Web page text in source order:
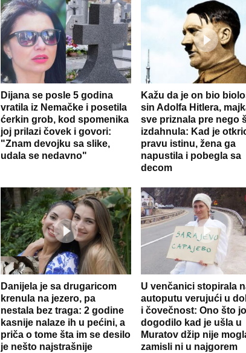
Dijana se posle 5 godina
vratila iz Nemačke i posetila
ćerkin grob, kod spomenika
joj prilazi čovek i govori:
"Znam devojku sa slike,
udala se nedavno"
Kažu da je on bio
sin Adolfa Hitlera,
sve priznala pre nego
izdahnula: Kad je
pravu istinu, žena ga
napustila i pobegla sa
decom
Danijela je sa drugaricom
krenula na jezero, pa
nestala bez traga: 2 godine
kasnije nalaze ih u pećini, a
priča o tome šta im se desilo
je nešto najstrašnije
U venčanici stopirala
autoputu verujući u
i čovečnost: Ono što
dogodilo kad je ušla u
Muratov džip nije
zamisli ni u najgorem